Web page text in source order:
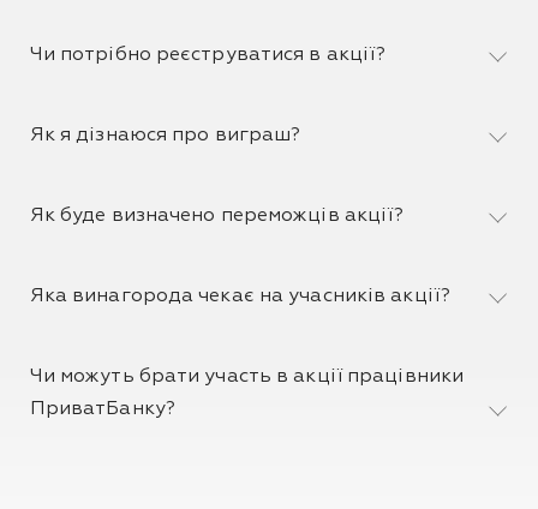
Чи потрібно реєструватися в акції?
Як я дізнаюся про виграш?
Як буде визначено переможців акції?
Яка винагорода чекає на учасників акції?
Чи можуть брати участь в акції працівники
ПриватБанку?